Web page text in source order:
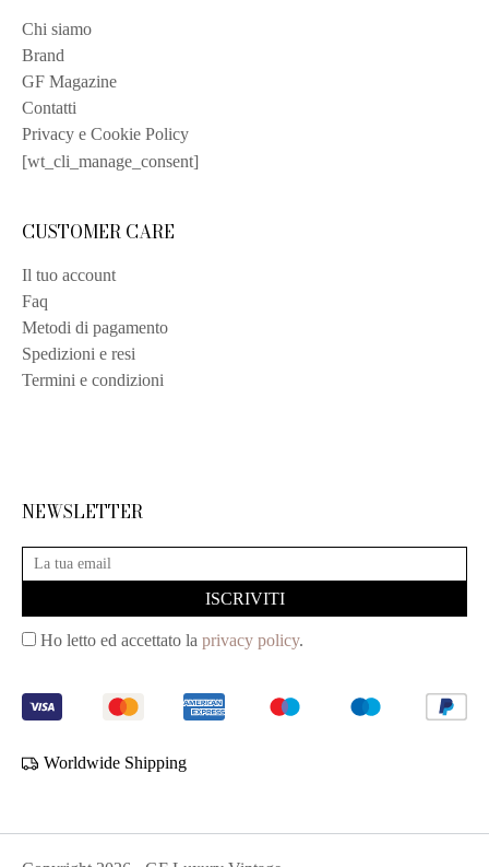
Chi siamo
Brand
GF Magazine
Contatti
Privacy e Cookie Policy
[wt_cli_manage_consent]
CUSTOMER CARE
Il tuo account
Faq
Metodi di pagamento
Spedizioni e resi
Termini e condizioni
NEWSLETTER
Ho letto ed accettato la privacy policy.
Worldwide Shipping